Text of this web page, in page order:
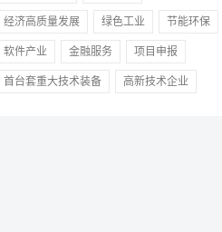
经济高质量发展 绿色工业 节能环保
软件产业 金融服务 项目申报
首台套重大技术装备 高新技术企业